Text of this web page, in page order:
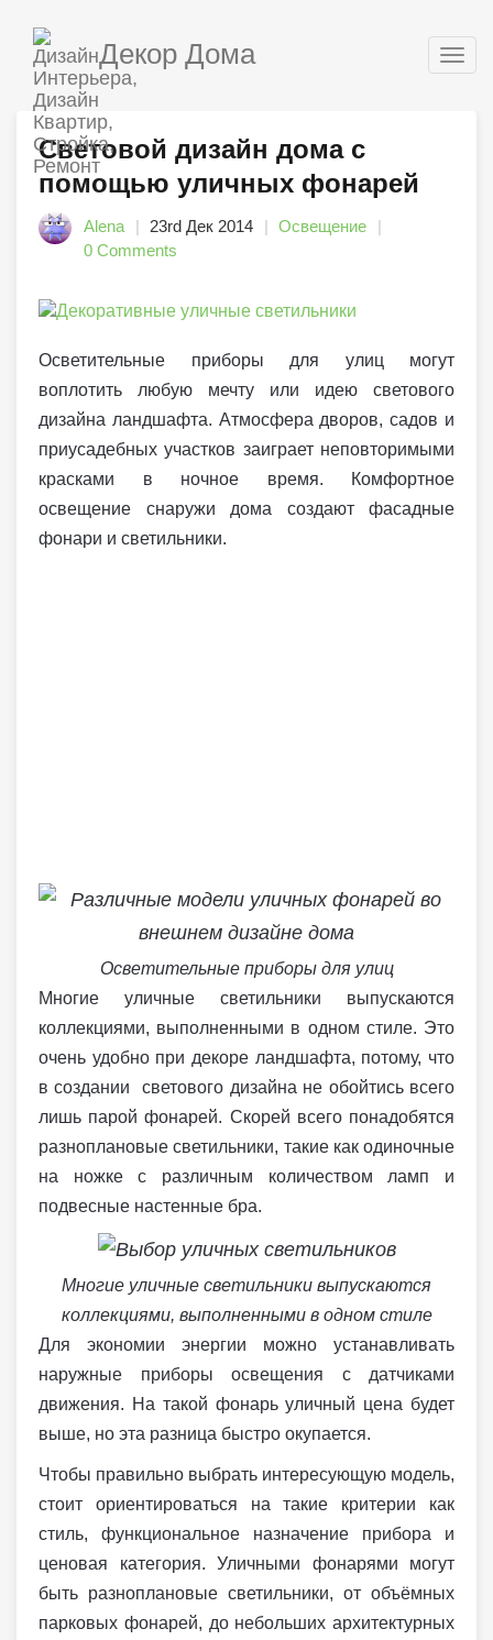
Декор Дома
Световой дизайн дома с
помощью уличных фонарей
Alena 23rd Дек 2014
Освещение
0 Comments
Осветительные приборы для улиц могут
воплотить любую мечту или идею светового
дизайна ландшафта. Атмосфера дворов, садов и
приусадебных участков заиграет неповторимыми
красками в ночное время. Комфортное
освещение снаружи дома создают фасадные
фонари и светильники.
Осветительные приборы для улиц
Многие уличные светильники выпускаются
коллекциями, выполненными в одном стиле. Это
очень удобно при декоре ландшафта, потому, что
в создании светового дизайна не обойтись всего
лишь парой фонарей. Скорей всего понадобятся
разноплановые светильники, такие как одиночные
на ножке с различным количеством ламп и
подвесные настенные бра.
Многие уличные светильники выпускаются
коллекциями, выполненными в одном стиле
Для экономии энергии можно устанавливать
наружные приборы освещения с датчиками
движения. На такой фонарь уличный цена будет
выше, но эта разница быстро окупается.
Чтобы правильно выбрать интересующую модель,
стоит ориентироваться на такие критерии как
стиль, функциональное назначение прибора и
ценовая категория. Уличными фонарями могут
быть разноплановые светильники, от объёмных
парковых фонарей, до небольших архитектурных